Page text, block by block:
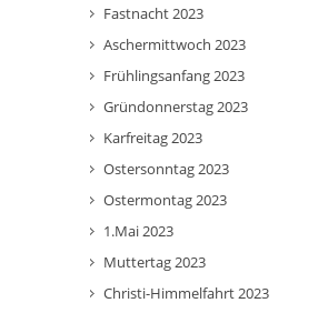
Fastnacht 2023
Aschermittwoch 2023
Frühlingsanfang 2023
Gründonnerstag 2023
Karfreitag 2023
Ostersonntag 2023
Ostermontag 2023
1.Mai 2023
Muttertag 2023
Christi-Himmelfahrt 2023